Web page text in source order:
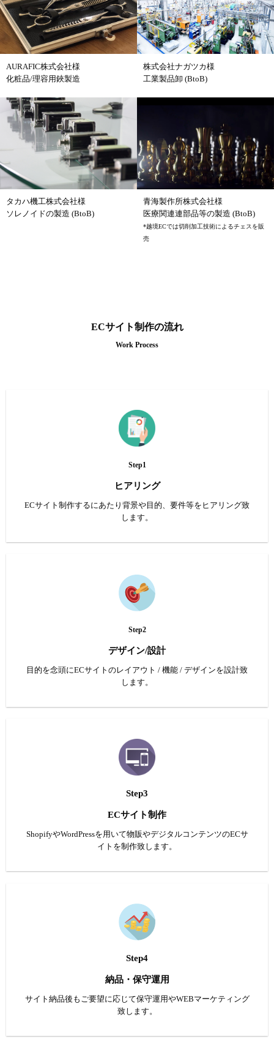
AURAFIC株式会社様
化粧品/理容用鋏製造
株式会社ナガツカ様
工業製品卸 (BtoB)
タカハ機工株式会社様
ソレノイドの製造 (BtoB)
青海製作所株式会社様
医療関連連部品等の製造 (BtoB)
*越境ECでは切削加工技術によるチェスを販
売
ECサイト制作の流れ
Work Process
Step1
ヒアリング
ECサイト制作するにあたり背景や目的、要件等をヒアリング致
します。
Step2
デザイン/設計
目的を念頭にECサイトのレイアウト / 機能 / デザインを設計致
します。
Step3
ECサイト制作
ShopifyやWordPressを用いて物販やデジタルコンテンツのECサ
イトを制作致します。
Step4
納品・保守運用
サイト納品後もご要望に応じて保守運用やWEBマーケティング
致します。